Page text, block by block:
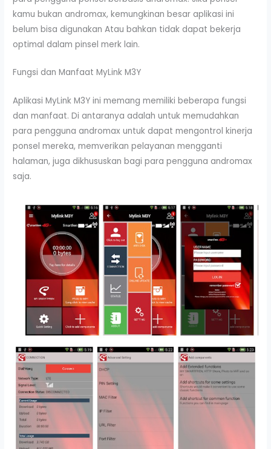
kamu bukan andromax, kemungkinan besar aplikasi ini
belum bisa digunakan Atau bahkan tidak dapat bekerja
optimal dalam pinsel merk lain.
Fungsi dan Manfaat MyLink M3Y
Aplikasi MyLink M3Y ini memang memiliki beberapa fungsi
dan manfaat. Di antaranya adalah untuk memudahkan
para pengguna andromax untuk dapat mengontrol kinerja
ponsel mereka, memverikan pelayanan mengganti
halaman, juga dikhususkan bagi para pengguna andromax
saja.